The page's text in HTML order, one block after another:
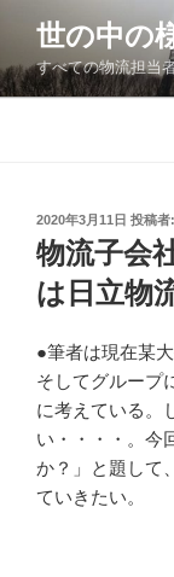
テ
ン
世の中の
すべての物流担当
投
稿
日:
2020年3月11日 投稿者:
物流子会
は日立物
●筆者は現在某
そしてグループ
に考えている。
い・・・・。今
か？」と題して
ていきたい。